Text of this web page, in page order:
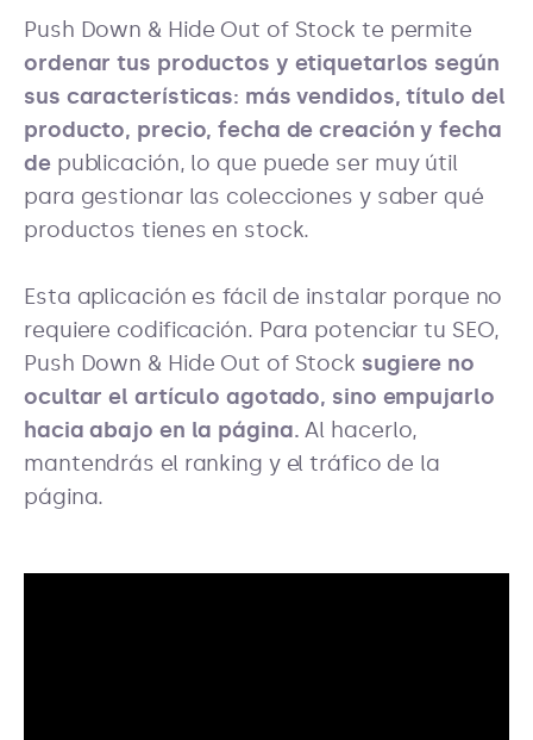
Push Down & Hide Out of Stock te permite
ordenar tus productos y etiquetarlos según
sus características: más vendidos, título del
producto, precio, fecha de creación y fecha
de publicación, lo que puede ser muy útil
para gestionar las colecciones y saber qué
productos tienes en stock.
Esta aplicación es fácil de instalar porque no
requiere codificación. Para potenciar tu SEO,
Push Down & Hide Out of Stock sugiere no
ocultar el artículo agotado, sino empujarlo
hacia abajo en la página. Al hacerlo,
mantendrás el ranking y el tráfico de la
página.